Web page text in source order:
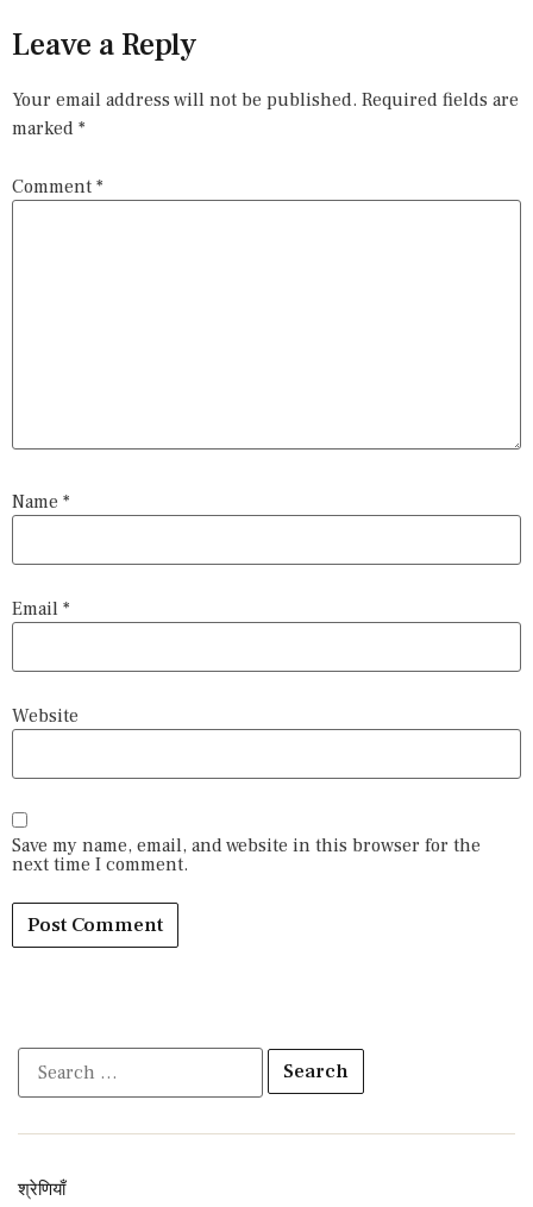
Leave a Reply
Your email address will not be published. Required fields are
marked *
Comment *
Name *
Email *
Website
Save my name, email, and website in this browser for the
next time I comment.
श्रेणियाँ​​